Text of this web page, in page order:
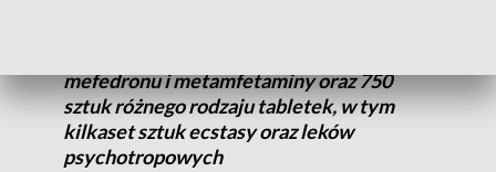
mefedronu i metamfetaminy oraz 750
sztuk różnego rodzaju tabletek, w tym
kilkaset sztuk ecstasy oraz leków
psychotropowych